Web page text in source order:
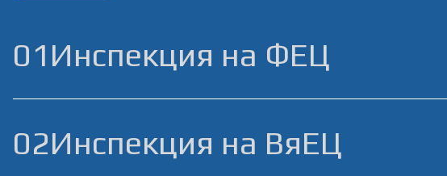
01Инспекция на ФЕЦ
02Инспекция на ВяЕЦ